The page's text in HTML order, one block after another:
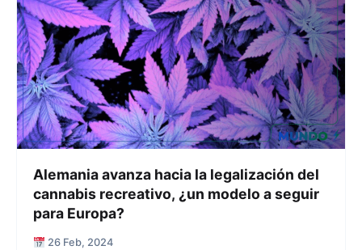
Alemania avanza hacia la legalización del
cannabis recreativo, ¿un modelo a seguir
para Europa?
26 Feb, 2024